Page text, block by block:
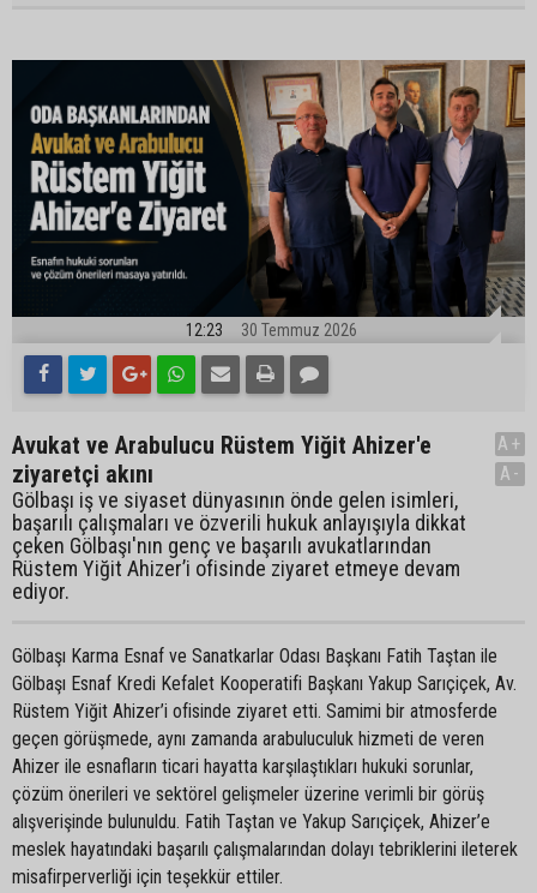
12:23 30 Temmuz 2026
Avukat ve Arabulucu Rüstem Yiğit Ahizer'e
ziyaretçi akını
Gölbaşı iş ve siyaset dünyasının önde gelen isimleri,
başarılı çalışmaları ve özverili hukuk anlayışıyla dikkat
çeken Gölbaşı'nın genç ve başarılı avukatlarından
Rüstem Yiğit Ahizer’i ofisinde ziyaret etmeye devam
ediyor.
A+
A-
Gölbaşı Karma Esnaf ve Sanatkarlar Odası Başkanı Fatih Taştan ile
Gölbaşı Esnaf Kredi Kefalet Kooperatifi Başkanı Yakup Sarıçiçek, Av.
Rüstem Yiğit Ahizer’i ofisinde ziyaret etti. Samimi bir atmosferde
geçen görüşmede, aynı zamanda arabuluculuk hizmeti de veren
Ahizer ile esnafların ticari hayatta karşılaştıkları hukuki sorunlar,
çözüm önerileri ve sektörel gelişmeler üzerine verimli bir görüş
alışverişinde bulunuldu. Fatih Taştan ve Yakup Sarıçiçek, Ahizer’e
meslek hayatındaki başarılı çalışmalarından dolayı tebriklerini ileterek
misafirperverliği için teşekkür ettiler.